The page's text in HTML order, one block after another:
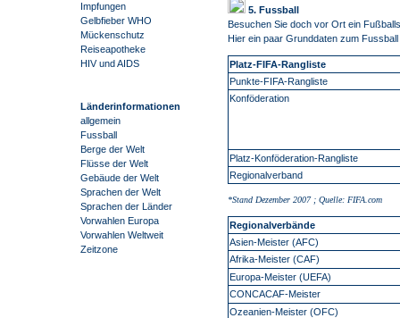
Impfungen
Gelbfieber WHO
Mückenschutz
Reiseapotheke
HIV und AIDS
Länderinformationen
allgemein
Fussball
Berge der Welt
Flüsse der Welt
Gebäude der Welt
Sprachen der Welt
Sprachen der Länder
Vorwahlen Europa
Vorwahlen Weltweit
Zeitzone
5. Fussball
Besuchen Sie doch vor Ort ein
Hier ein paar Grunddaten zum
Platz-FIFA-Rangliste
Punkte-FIFA-Rangliste
Konföderation
Platz-Konföderation-Rangliste
Regionalverband
*Stand Dezember 2007 ; Quelle: FIFA.com
Regionalverbände
Asien-Meister (AFC)
Afrika-Meister (CAF)
Europa-Meister (UEFA)
CONCACAF-Meister
Ozeanien-Meister (OFC)